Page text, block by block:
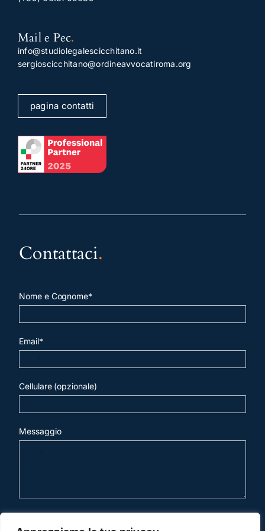
Mail e Pec.
info@studiolegalescicchitano.it
sergioscicchitano@ordineavvocatiroma.org
pagina contatti
Contattaci.
Nome e Cognome*
Email*
Cellulare (opzionale)
Messaggio
invia mail